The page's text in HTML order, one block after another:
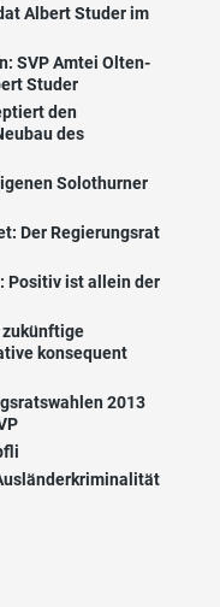
Albert Studer im
SVP Amtei Olten-
Studer
den
des
Solothurner
Der Regierungsrat
Positiv ist allein der
zukünftige
konsequent
2013